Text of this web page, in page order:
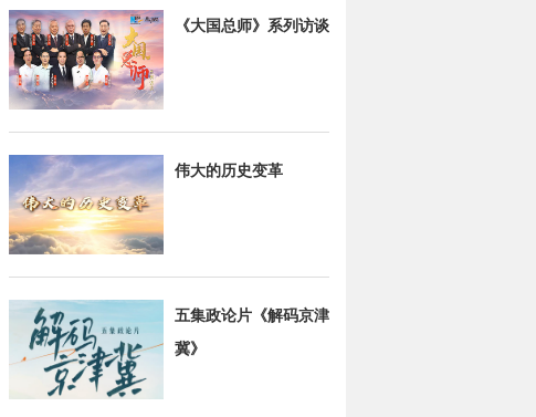
《大国总师》系列访谈
伟大的历史变革
五集政论片《解码京津
冀》